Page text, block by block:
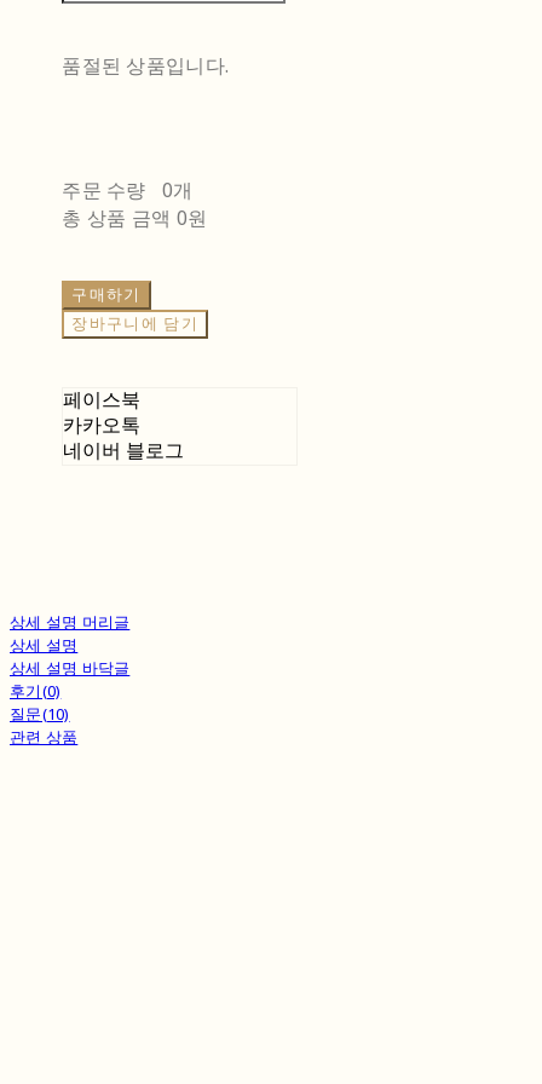
품절된 상품입니다.
주문 수량
0개
총 상품 금액 0원
구매하기
장바구니에 담기
페이스북
카카오톡
네이버 블로그
상세 설명 머리글
상세 설명
상세 설명 바닥글
후기(0)
질문(10)
관련 상품